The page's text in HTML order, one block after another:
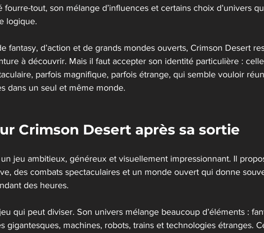
fourre-tout, son mélange d’influences et certains choix d’univers
logique.
fantasy, d’action et de grands mondes ouverts, Crimson Desert
à découvrir. Mais il faut accepter son identité particulière : celle
parfois magnifique, parfois étrange, qui semble vouloir
dans un seul et même monde.
Crimson Desert après sa sortie
jeu ambitieux, généreux et visuellement impressionnant. Il
des combats spectaculaires et un monde ouvert qui donne
des heures.
qui peut diviser. Son univers mélange beaucoup d’éléments :
gigantesques, machines, robots, trains et technologies étranges.